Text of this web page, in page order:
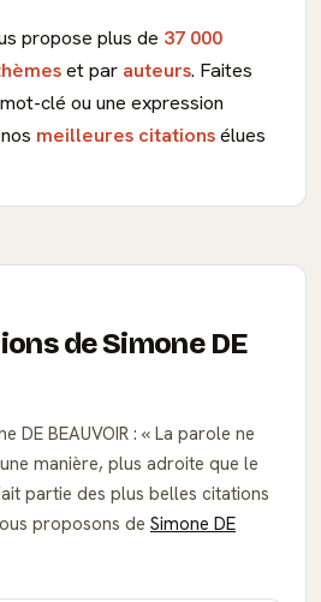
propose plus de 37 000
et par auteurs. Faites
clé ou une expression
meilleures citationsélues
de Simone DE
DE BEAUVOIR :
La parole ne
manière, plus adroite que le
partie des plus belles citations
proposons de Simone DE